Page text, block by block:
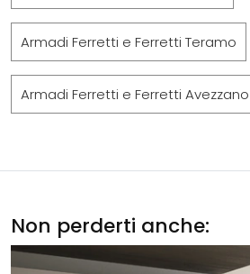
Armadi Ferretti e Ferretti Teramo
Armadi Ferretti e Ferretti Avezzano
Non perderti anche: